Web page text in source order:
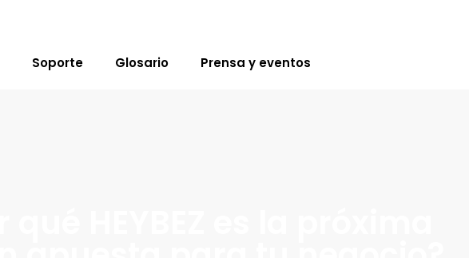
Soporte Glosario Prensa y eventos